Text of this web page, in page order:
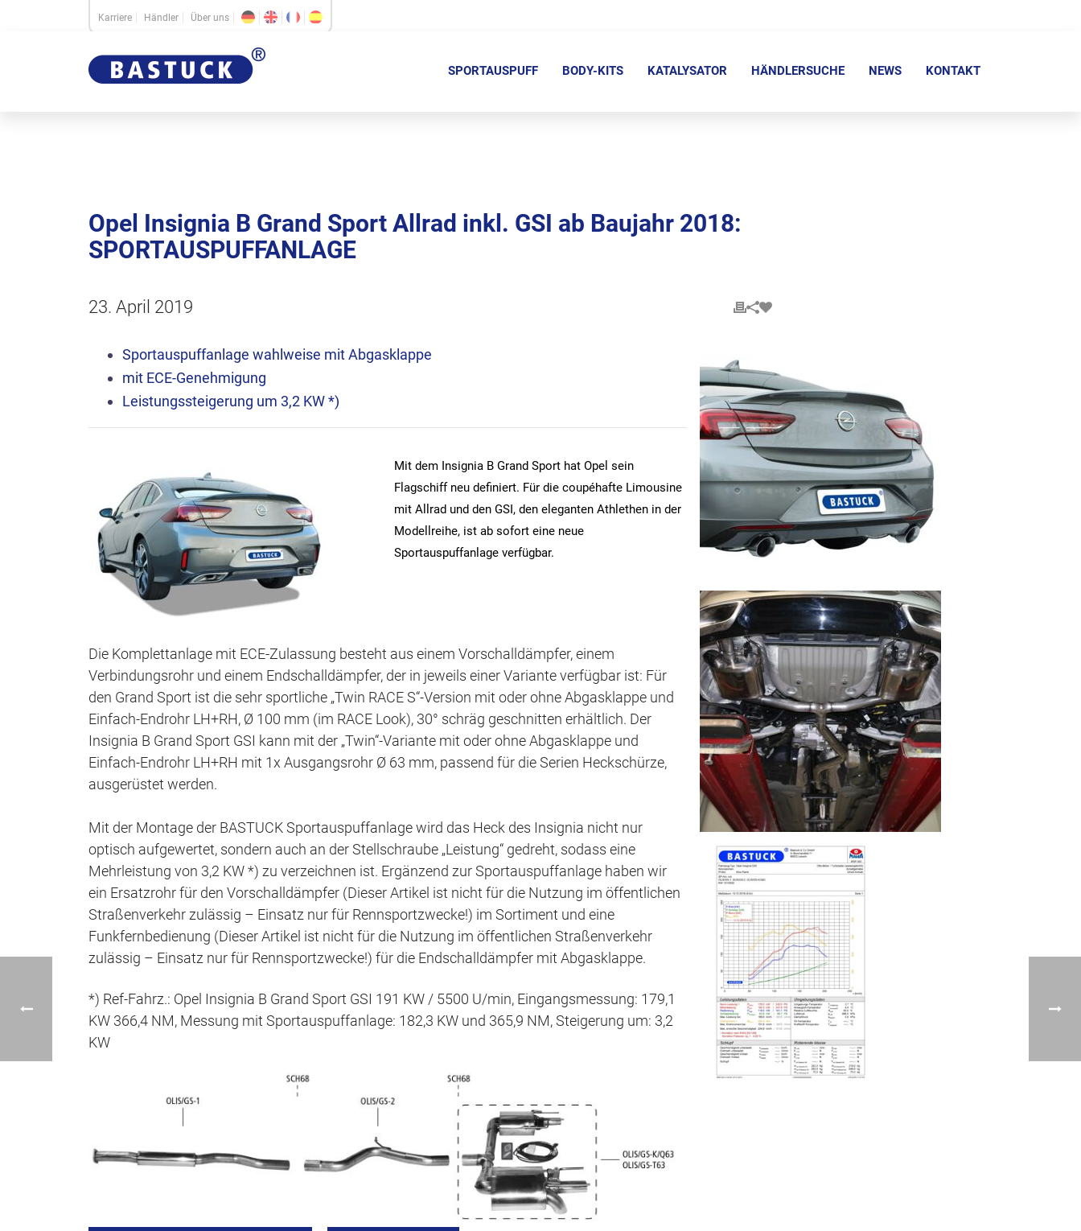
Karriere Händler Über uns
o
n
g
e
n
SPORTAUSPUFF BODY-KITS KATALYSATOR HÄNDLERSUCHE NEWS KONTAKT
Opel Insignia B Grand Sport Allrad inkl. GSI ab Baujahr 2018:
SPORTAUSPUFFANLAGE
23. April 2019
Sportauspuffanlage wahlweise mit Abgasklappe
mit ECE-Genehmigung
Leistungssteigerung um 3,2 KW *)
Mit dem Insignia B Grand Sport hat Opel sein
Flagschiff neu definiert. Für die coupéhafte Limousine
mit Allrad und den GSI, den eleganten Athlethen in der
Modellreihe, ist ab sofort eine neue
Sportauspuffanlage verfügbar.
Die Komplettanlage mit ECE-Zulassung besteht aus einem Vorschalldämpfer, einem
Verbindungsrohr und einem Endschalldämpfer, der in jeweils einer Variante verfügbar ist: Für
den Grand Sport ist die sehr sportliche „Twin RACE S“-Version mit oder ohne Abgasklappe und
Einfach-Endrohr LH+RH, Ø 100 mm (im RACE Look), 30° schräg geschnitten erhältlich. Der
Insignia B Grand Sport GSI kann mit der „Twin“-Variante mit oder ohne Abgasklappe und
Einfach-Endrohr LH+RH mit 1x Ausgangsrohr Ø 63 mm, passend für die Serien Heckschürze,
ausgerüstet werden.
Mit der Montage der BASTUCK Sportauspuffanlage wird das Heck des Insignia nicht nur
optisch aufgewertet, sondern auch an der Stellschraube „Leistung“ gedreht, sodass eine
Mehrleistung von 3,2 KW *) zu verzeichnen ist. Ergänzend zur Sportauspuffanlage haben wir
ein Ersatzrohr für den Vorschalldämpfer (Dieser Artikel ist nicht für die Nutzung im öffentlichen
Straßenverkehr zulässig – Einsatz nur für Rennsportzwecke!) im Sortiment und eine
Funkfernbedienung (Dieser Artikel ist nicht für die Nutzung im öffentlichen Straßenverkehr
zulässig – Einsatz nur für Rennsportzwecke!) für die Endschalldämpfer mit Abgasklappe.
*) Ref-Fahrz.: Opel Insignia B Grand Sport GSI 191 KW / 5500 U/min, Eingangsmessung: 179,1
KW 366,4 NM, Messung mit Sportauspuffanlage: 182,3 KW und 365,9 NM, Steigerung um: 3,2
KW